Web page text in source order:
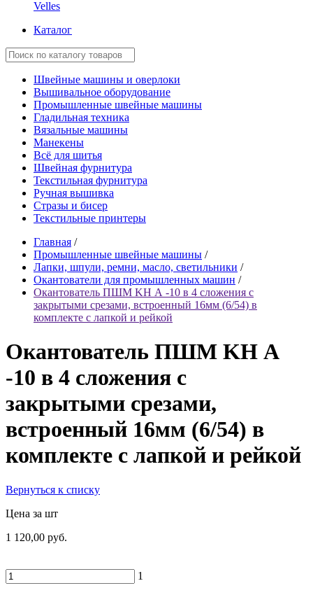
Velles
Каталог
Швейные машины и оверлоки
Вышивальное оборудование
Промышленные швейные машины
Гладильная техника
Вязальные машины
Манекены
Всё для шитья
Швейная фурнитура
Текстильная фурнитура
Ручная вышивка
Стразы и бисер
Текстильные принтеры
Главная /
Промышленные швейные машины /
Лапки, шпули, ремни, масло, светильники /
Окантователи для промышленных машин /
Окантователь ПШМ KH А -10 в 4 сложения с
закрытыми срезами, встроенный 16мм (6/54) в
комплекте с лапкой и рейкой
Окантователь ПШМ KH А
-10 в 4 сложения с
закрытыми срезами,
встроенный 16мм (6/54) в
комплекте с лапкой и рейкой
Вернуться к списку
Цена за шт
1 120,00 руб.
1